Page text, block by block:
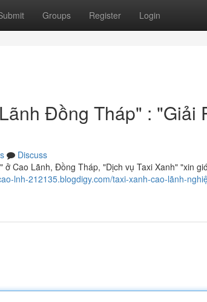
Groups Register Login
Đồng Tháp" : "Giải
Discuss
Cao Lãnh, Đồng Tháp, "Dịch vụ Taxi Xanh" "xin
lnh-212135.blogdigy.com/taxi-xanh-cao-lãnh-